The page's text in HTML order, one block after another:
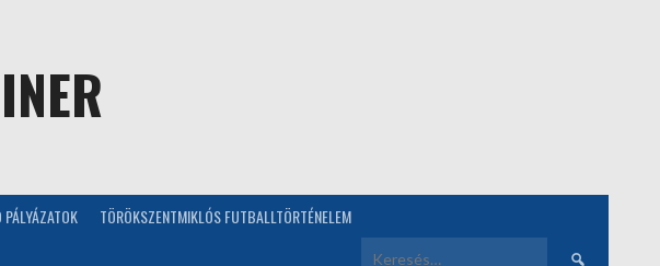
PÁLYÁZATOK TÖRÖKSZENTMIKLÓS FUTBALLTÖRTÉNELEM
Keresés: